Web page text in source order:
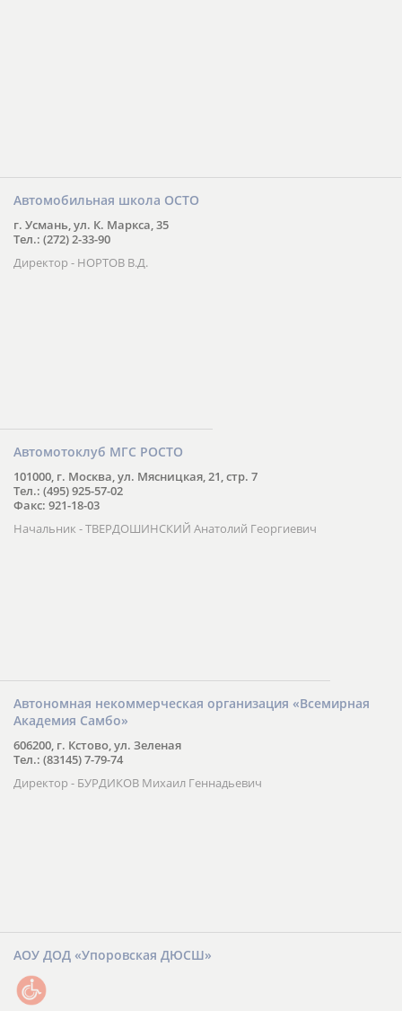
Автомобильная школа ОСТО
г. Усмань, ул. К. Маркса, 35
Тел.: (272) 2-33-90
Директор - НОРТОВ В.Д.
Автомотоклуб МГС РОСТО
101000, г. Москва, ул. Мясницкая, 21, стр. 7
Тел.: (495) 925-57-02
Факс: 921-18-03
Начальник - ТВЕРДОШИНСКИЙ Анатолий Георгиевич
Автономная некоммерческая организация «Всемирная
Академия Самбо»
606200, г. Кстово, ул. Зеленая
Тел.: (83145) 7-79-74
Директор - БУРДИКОВ Михаил Геннадьевич
АОУ ДОД «Упоровская ДЮСШ»